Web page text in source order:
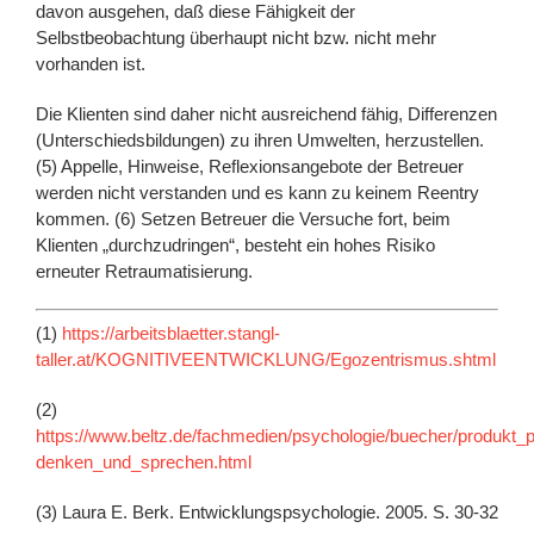
davon ausgehen, daß diese Fähigkeit der
Selbstbeobachtung überhaupt nicht bzw. nicht mehr
vorhanden ist.
Die Klienten sind daher nicht ausreichend fähig, Differenzen
(Unterschiedsbildungen) zu ihren Umwelten, herzustellen.
(5) Appelle, Hinweise, Reflexionsangebote der Betreuer
werden nicht verstanden und es kann zu keinem Reentry
kommen. (6) Setzen Betreuer die Versuche fort, beim
Klienten „durchzudringen“, besteht ein hohes Risiko
erneuter Retraumatisierung.
(1) https://arbeitsblaetter.stangl-
taller.at/KOGNITIVEENTWICKLUNG/Egozentrismus.shtml
(2)
https://www.beltz.de/fachmedien/psychologie/buecher/
denken_und_sprechen.html
(3) Laura E. Berk. Entwicklungspsychologie. 2005. S. 30-32